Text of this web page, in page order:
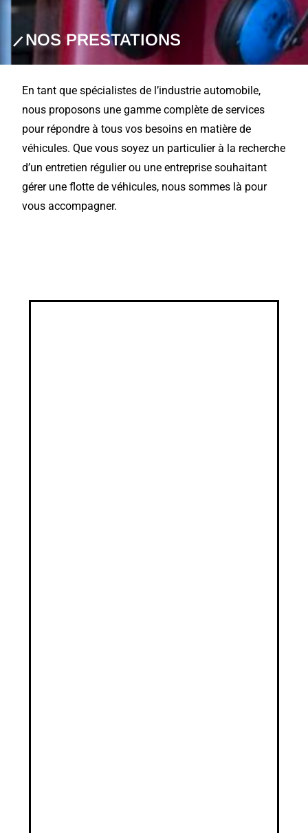
NOS PRESTATIONS
En tant que spécialistes de l’industrie automobile,
nous proposons une gamme complète de services
pour répondre à tous vos besoins en matière de
véhicules. Que vous soyez un particulier à la recherche
d’un entretien régulier ou une entreprise souhaitant
gérer une flotte de véhicules, nous sommes là pour
vous accompagner.